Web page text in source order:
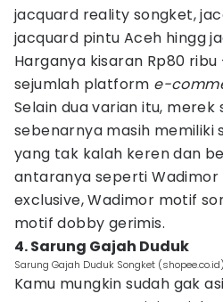
jacquard reality songket,
jacquard pintu Aceh hingg
Harganya kisaran Rp80 ribu
sejumlah platform e-
Selain dua varian itu, merek
sebenarnya masih memiliki
yang tak kalah keren dan
antaranya seperti
exclusive, Wadimor motif
motif dobby gerimis.
4. Sarung Gajah Duduk
Sarung Gajah Duduk Songket (shopee.co.id)
Kamu mungkin sudah gak